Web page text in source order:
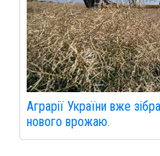
Аграрії України вже
нового врожаю.